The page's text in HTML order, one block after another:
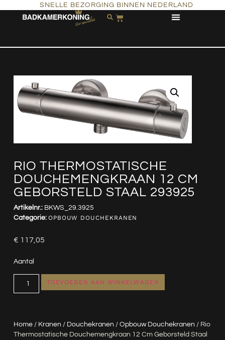
SNELLE BEZORGING BINNEN NEDERLAND
RIO THERMOSTATISCHE
DOUCHEMENGKRAAN 12 CM
GEBORSTELD STAAL 293925
Home/ Kranen / Douchekranen / Opbouw Douchekranen / Rio
Thermostatische Douchemengkraan 12 Cm Geborsteld Staal
Artikelnr.: BKWS_29.3925
Categorie: OPBOUW DOUCHEKRANEN
€ 117,05
Aantal
TOEVOEGEN AAN WINKELWAGEN